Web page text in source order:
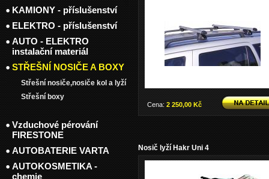
Cena: 2 250,00 Kč
Nosič lyží Hakr Uni 4
KAMIONY - příslušenství
ELEKTRO - příslušenství
AUTO - ELEKTRO
instalační materiál
STŘEŠNÍ NOSIČE A BOXY
Střešní nosiče,nosiče kol a lyží
Střešní boxy
Vzduchové pérování
FIRESTONE
AUTOBATERIE VARTA
AUTOKOSMETIKA -
chemie